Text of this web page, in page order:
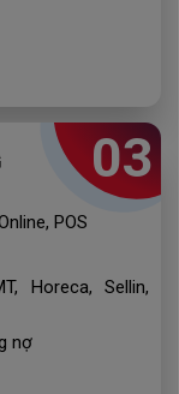
03
POS
Horeca, Sellin,
nợ